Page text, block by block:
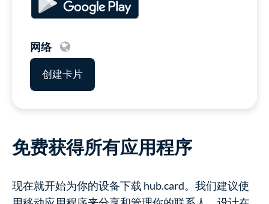
网络
创建卡片
免费获得所有应用程序
现在就开始为你的设备下载 hub.card。我们建议使